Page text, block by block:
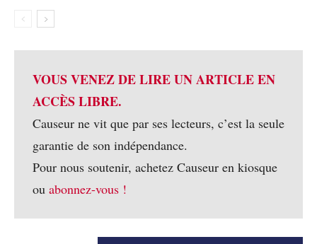
VOUS VENEZ DE LIRE UN ARTICLE EN
ACCÈS LIBRE.
Causeur ne vit que par ses lecteurs, c’est la seule
garantie de son indépendance.
Pour nous soutenir, achetez Causeur en kiosque
ou abonnez-vous !